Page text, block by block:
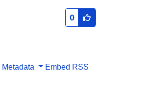
0
Metadata Embed RSS